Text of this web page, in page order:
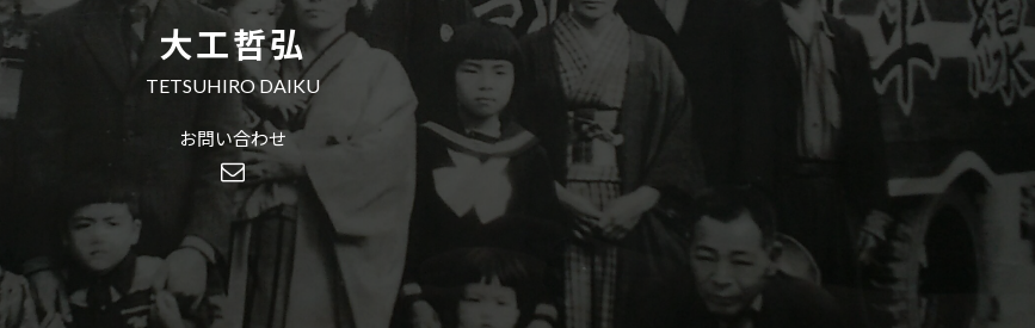
大工哲弘
TETSUHIRO DAIKU
お問い合わせ